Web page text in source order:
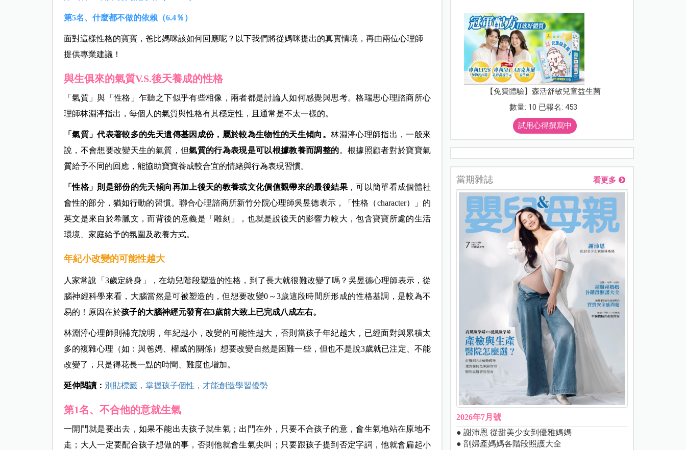
第5名、什麼都不做的依賴（6.4％）
面對這樣性格的寶寶，爸比媽咪該如何回應呢？以下我們將從媽咪提出的真實情境，再由兩位心理師
提供專業建議！
與生俱來的氣質V.S.後天養成的性格
「氣質」與「性格」乍聽之下似乎有些相像，兩者都是討論人如何感覺與思考。格瑞思心理諮商所心
理師林淵渟指出，每個人的氣質與性格有其穩定性，且通常是不太一樣的。
「氣質」代表著較多的先天遺傳基因成份，屬於較為生物性的天生傾向。林淵渟心理師指出，一般來
說，不會想要改變天生的氣質，但氣質的行為表現是可以根據教養而調整的。根據照顧者對於寶寶氣
質給予不同的回應，能協助寶寶養成較合宜的情緒與行為表現習慣。
「性格」則是部份的先天傾向再加上後天的教養或文化價值觀帶來的最後結果，可以簡單看成個體社
會性的部分，猶如行動的習慣。聯合心理諮商所新竹分院心理師吳昱德表示，「性格（character）」的
英文是來自於希臘文，而背後的意義是「雕刻」，也就是說後天的影響力較大，包含寶寶所處的生活
環境、家庭給予的氛圍及教養方式。
年紀小改變的可能性越大
人家常說「3歲定終身」，在幼兒階段塑造的性格，到了長大就很難改變了嗎？吳昱德心理師表示，從
腦神經科學來看，大腦當然是可被塑造的，但想要改變0～3歲這段時間所形成的性格基調，是較為不
易的！原因在於孩子的大腦神經元發育在3歲前大致上已完成八成左右。
林淵渟心理師則補充說明，年紀越小，改變的可能性越大，否則當孩子年紀越大，已經面對與累積太
多的複雜心理（如：與爸媽、權威的關係）想要改變自然是困難一些，但也不是說3歲就已注定、不能
改變了，只是得花長一點的時間、難度也增加。
延伸閱讀： 別貼標籤，掌握孩子個性，才能創造學習優勢
第1名、不合他的意就生氣
一開門就是要出去，如果不能出去孩子就生氣；出門在外，只要不合孩子的意，會生氣地站在原地不
走；大人一定要配合孩子想做的事，否則他就會生氣尖叫；只要跟孩子提到否定字詞，他就會扁起小
【免費體驗】森活舒敏兒童益生菌
數量: 10 已報名: 453
試用心得撰寫中
當期雜誌 看更多
2026年7月號
● 謝沛恩 從甜美少女到優雅媽媽
● 剖婦產媽媽各階段照護大全